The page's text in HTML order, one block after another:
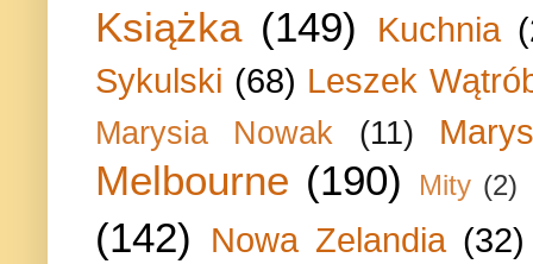
Książka (149) Kuchnia
Sykulski (68) Leszek
Marysia Nowak (11)
Melbourne (190) Mity (2)
(142) Nowa Zelandia (32)